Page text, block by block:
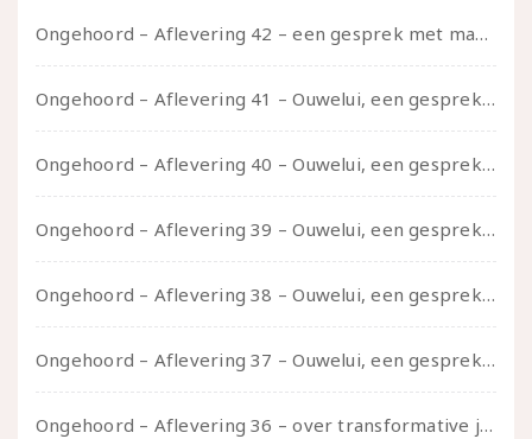
Ongehoord – Aflevering 42 – een gesprek met marijn over seksueel opbloeien, het ouderschap uitvinden en verschillende leeftijden in je mee dragen
Ongehoord – Aflevering 41 – Ouwelui, een gesprek met Marcelle over polyamorie op latere leeftijd, (mantel)zorg voor je partners en seksueel plezier.
Ongehoord – Aflevering 40 – Ouwelui, een gesprek met Sadie Lune over vormende relaties en de geschiedenis van de queer pornobeweging
Ongehoord – Aflevering 39 – Ouwelui, een gesprek met Pepijn en Ivo over hun regenbooggezin, eigenzinnig ouder worden en Cruise Control
Ongehoord – Aflevering 38 – Ouwelui, een gesprek met vreer over behoefte aan geborgenheid en het behouden van je idealen
Ongehoord – Aflevering 37 – Ouwelui, een gesprek met non over seksualiteit, transitie en ageism
Ongehoord – Aflevering 36 – over transformative justice – in gesprek met Ella en carson